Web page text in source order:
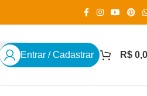
Entrar / Cadastrar R$